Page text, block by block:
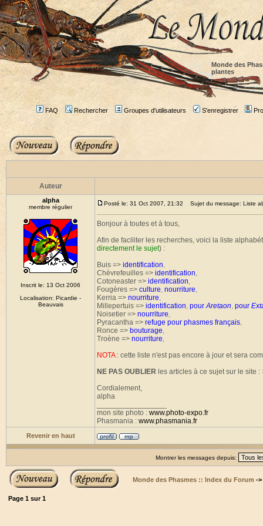
Monde des
plantes
FAQ Rechercher Groupes d'utilisateurs S'enregistrer
Auteur
alpha
membre régulier
Inscrit le: 13 Oct 2006
Localisation: Picardie -
Beauvais
Posté le: 31 Oct 2007, 21:32 Sujet du message: Liste
Bonjour à toutes et à tous,
Afin de faciliter les recherches, voici la liste
directement le sujet) :
Buis => identification,
Chèvrefeuilles => identification,
Cotoneaster => identification,
Fougères => culture, nourriture,
Kerria => nourriture,
Millepertuis => identification, pourAretaon, pour
Noisetier => nourriture,
Pyracantha => refuge pour phasmes français,
Ronce => bouturage,
Troène => nourriture,
NOTA: cette liste n'est pas encore à jour et sera
NE PAS OUBLIER les articles à ce sujet sur le site :
Cordialement,
alpha
mon site photo : www.photo-expo.fr
Phasmania : www.phasmania.fr
Revenir en haut
Montrer les messages depuis:
Monde des Phasmes :: Index du Forum ->
Page 1 sur1